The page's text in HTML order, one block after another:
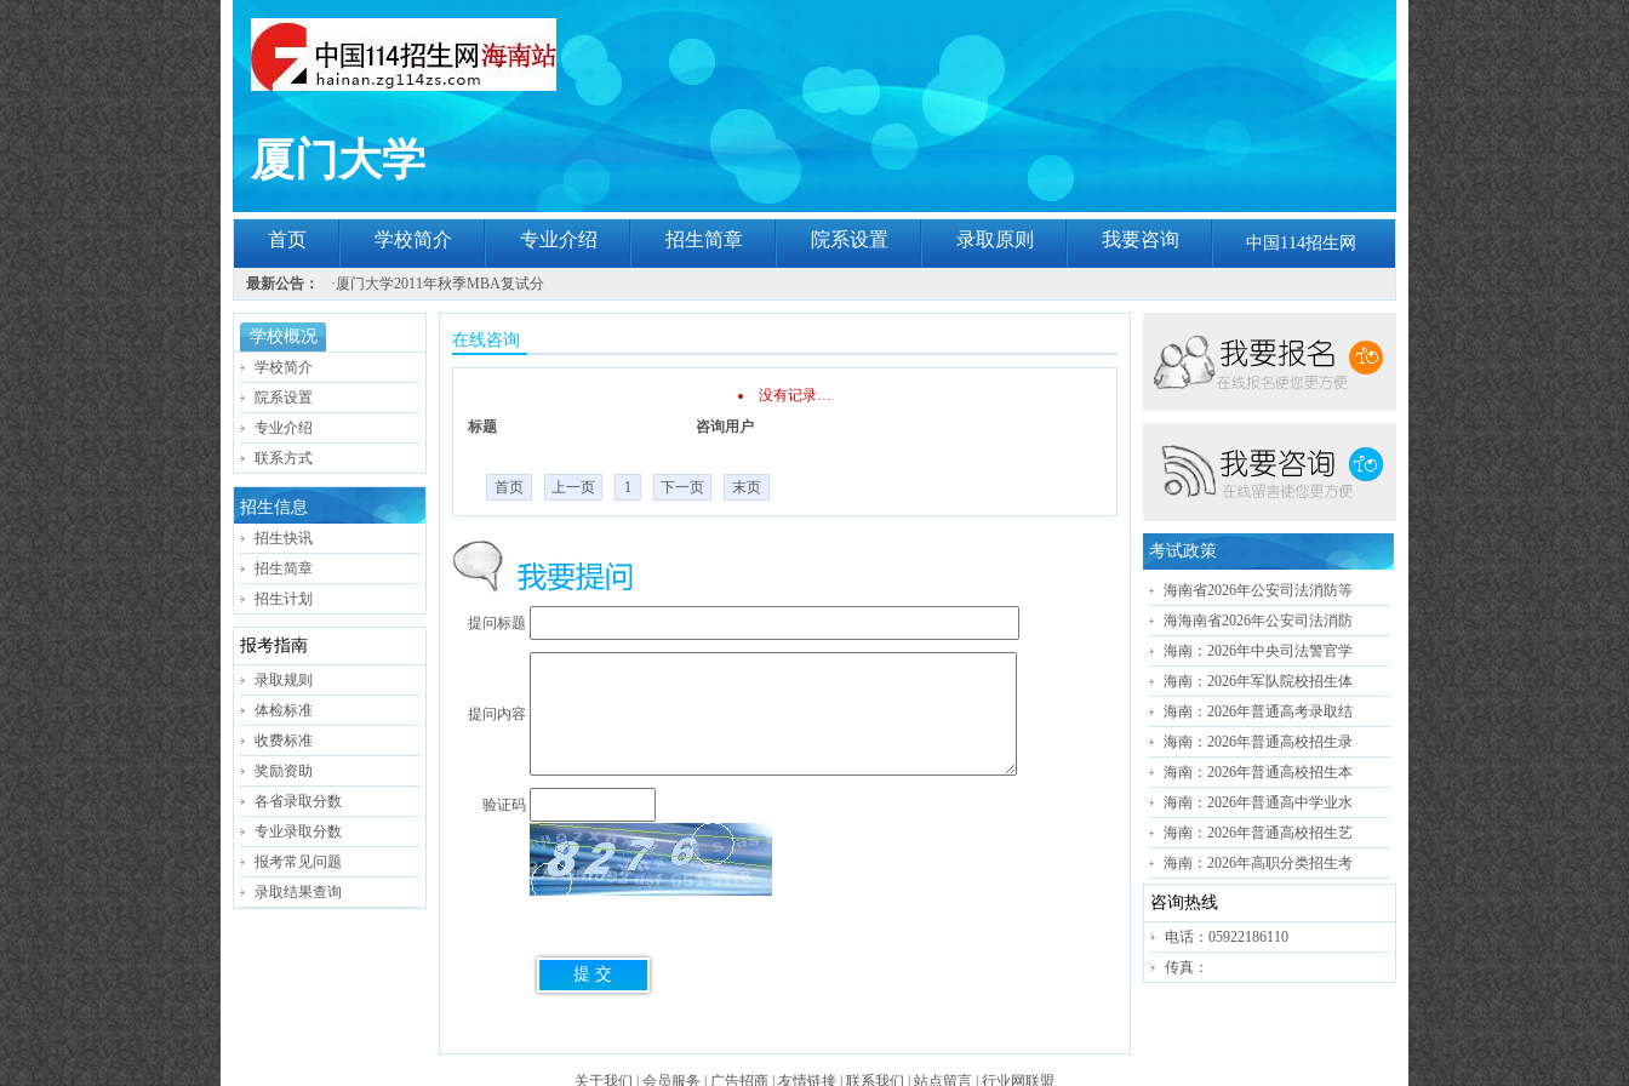
厦门大学
首页 学校简介 专业介绍 招生简章 院系设置 录取原则 我要咨询 中国114招生网
最新公告： ·厦门大学2011年秋季MBA复试分
学校概况
学校简介
院系设置
专业介绍
联系方式
招生信息
招生快讯
招生简章
招生计划
报考指南
录取规则
体检标准
收费标准
奖励资助
各省录取分数
专业录取分数
报考常见问题
录取结果查询
在线咨询
没有记录…
标题
咨询用户
首页 上一页 1 下一页 末页
提问标题
提问内容
验证码
考试政策
海南省2026年公安司法消防等
海海南省2026年公安司法消防
海南：2026年中央司法警官学
海南：2026年军队院校招生体
海南：2026年普通高考录取结
海南：2026年普通高校招生录
海南：2026年普通高校招生本
海南：2026年普通高中学业水
海南：2026年普通高校招生艺
海南：2026年高职分类招生考
咨询热线
电话：05922186110
传真：
关于我们 会员服务 广告招商 友情链接 联系我们 站点留言 行业网联盟